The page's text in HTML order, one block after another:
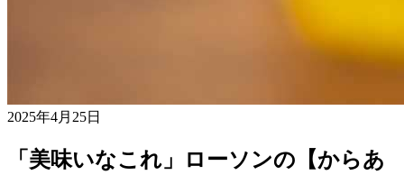
2025年4月25日
「美味いなこれ」ローソンの【からあ